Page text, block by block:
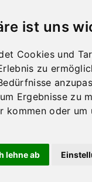
ist uns
Cookies und
zu
Ergebnisse zu
kommen oder
lehne ab
Lage und Anreise
und
Amtssignatur